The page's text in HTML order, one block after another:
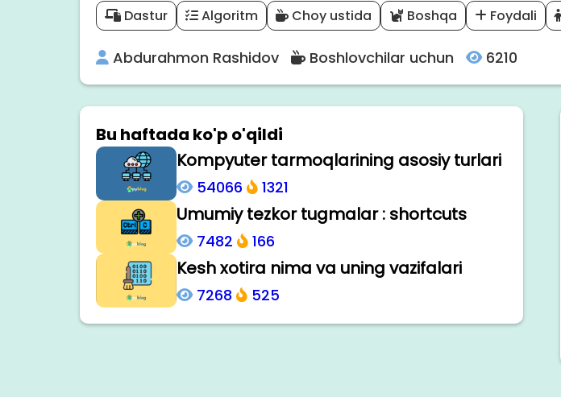
Dastur Algoritm Choy ustida Boshqa Foydali
Abdurahmon Rashidov Boshlovchilar uchun 6210
Bu haftada ko'p o'qildi
Kompyuter tarmoqlarining asosiy turlari
54066 1321
Umumiy tezkor tugmalar : shortcuts
7482 166
Kesh xotira nima va uning vazifalari
7268 525